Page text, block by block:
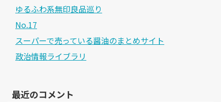
ゆるふわ系無印良品巡り
No.17
スーパーで売っている醤油のまとめサイト
政治情報ライブラリ
最近のコメント